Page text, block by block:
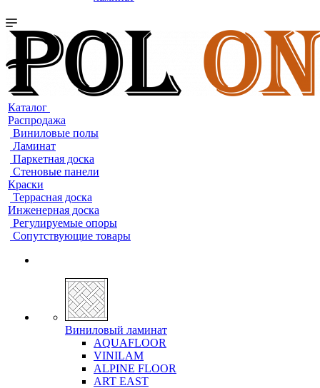
Каталог
Распродажа
Виниловые полы
Ламинат
Паркетная доска
Стеновые панели
Краски
Террасная доска
Инженерная доска
Регулируемые опоры
Сопутствующие товары
Виниловый ламинат
AQUAFLOOR
VINILAM
ALPINE FLOOR
ART EAST